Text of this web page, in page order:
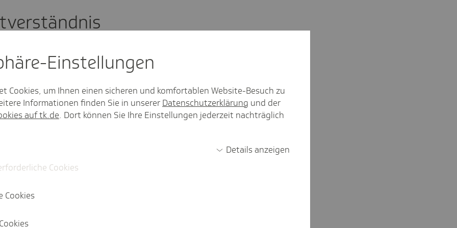
umfassende
und qualitativ hochwertig.
mit Ärztinnen und Ärzten,
Zahnärztinnen und
Gesundheitsakteuren im
voran, um Prozesse
- für die bestmögliche
Anliegen. Wir richten unseren Fokus
Klimaschutz, um sowohl ökologisch
zu handeln.
Einstel­lungen
Cookies, um Ihnen einen sicheren und komfortablen Website-Besuch zu
Informationen finden Sie in unserer Datenschutzerklärung und der
auf tk.de. Dort können Sie Ihre Einstellungen jederzeit nachträglich
Details anzeigen
Cookies
Cookies